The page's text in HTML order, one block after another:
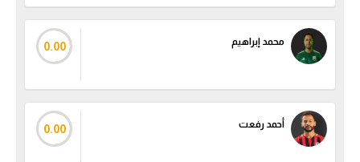
محمد إبراهيم 0.00
أحمد رفعت 0.00